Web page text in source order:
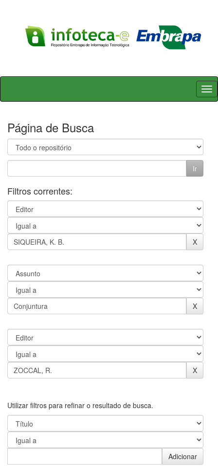
Skip
Página de Busca
Filtros correntes:
Utilizar filtros para refinar o resultado de busca.